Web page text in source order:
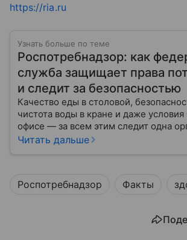
https://ria.ru
Узнать больше по теме
Роспотребнадзор: как
служба защищает права
и следит за безопасностью
Качество еды в столовой,
чистота воды в кране и даже
офисе — за всем этим следит одна
Роспотребнадзор — федеральная
её работа важна для каждого жителя
Читать дальше
Роспотребнадзор Факты